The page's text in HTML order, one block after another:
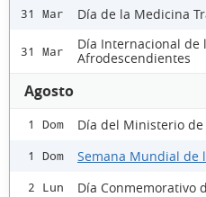
31 Mar Día de la Medicina
31 Mar
Día Internacional de
Afrodescendientes
Agosto
1 Dom Día del Ministerio
1 Dom Semana Mundial de
2 Lun Día Conmemorativo